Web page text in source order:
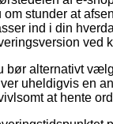
om stunder at
ind i din
ved
bør alternativt
uheldigvis en
at hente